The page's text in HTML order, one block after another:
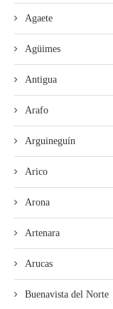
Agaete
Agüimes
Antigua
Arafo
Arguineguín
Arico
Arona
Artenara
Arucas
Buenavista del Norte